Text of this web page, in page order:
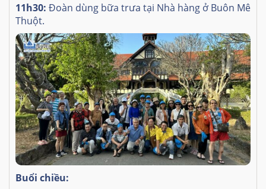
11h30: Đoàn dùng bữa trưa tại Nhà hàng ở Buôn Mê
Thuột.
Buổi chiều: